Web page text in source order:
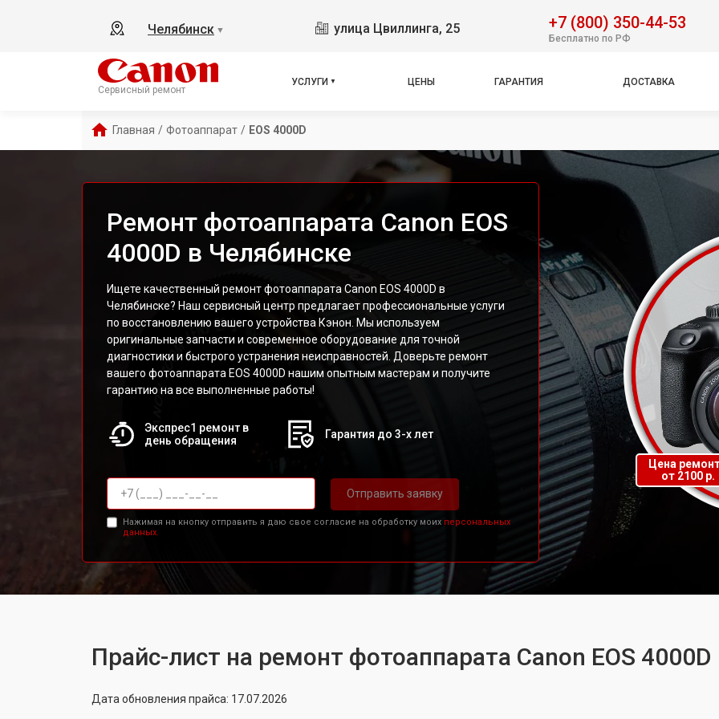
Челябинск ▼ улица Цвиллинга, 25 +7 (800) 350-44-53
Бесплатно по РФ
Сервисный ремонт
УСЛУГИ ЦЕНЫ ГАРАНТИЯ ДОСТАВКА
Главная / Фотоаппарат / EOS 4000D
Ремонт фотоаппарата Canon EOS
4000D в Челябинске
Ищете качественный ремонт фотоаппарата Canon EOS 4000D в
Челябинске? Наш сервисный центр предлагает профессиональные услуги
по восстановлению вашего устройства Кэнон. Мы используем
оригинальные запчасти и современное оборудование для точной
диагностики и быстрого устранения неисправностей. Доверьте ремонт
вашего фотоаппарата EOS 4000D нашим опытным мастерам и получите
гарантию на все выполненные работы!
Экспрес1 ремонт в
день обращения
Гарантия до 3-х лет
Отправить заявку
Нажимая на кнопку отправить я даю свое согласие на обработку моих персональных
данных.
Цена
от 2100 р.
Прайс-лист на ремонт фотоаппарата Canon EOS 4000D
Дата обновления прайса: 17.07.2026